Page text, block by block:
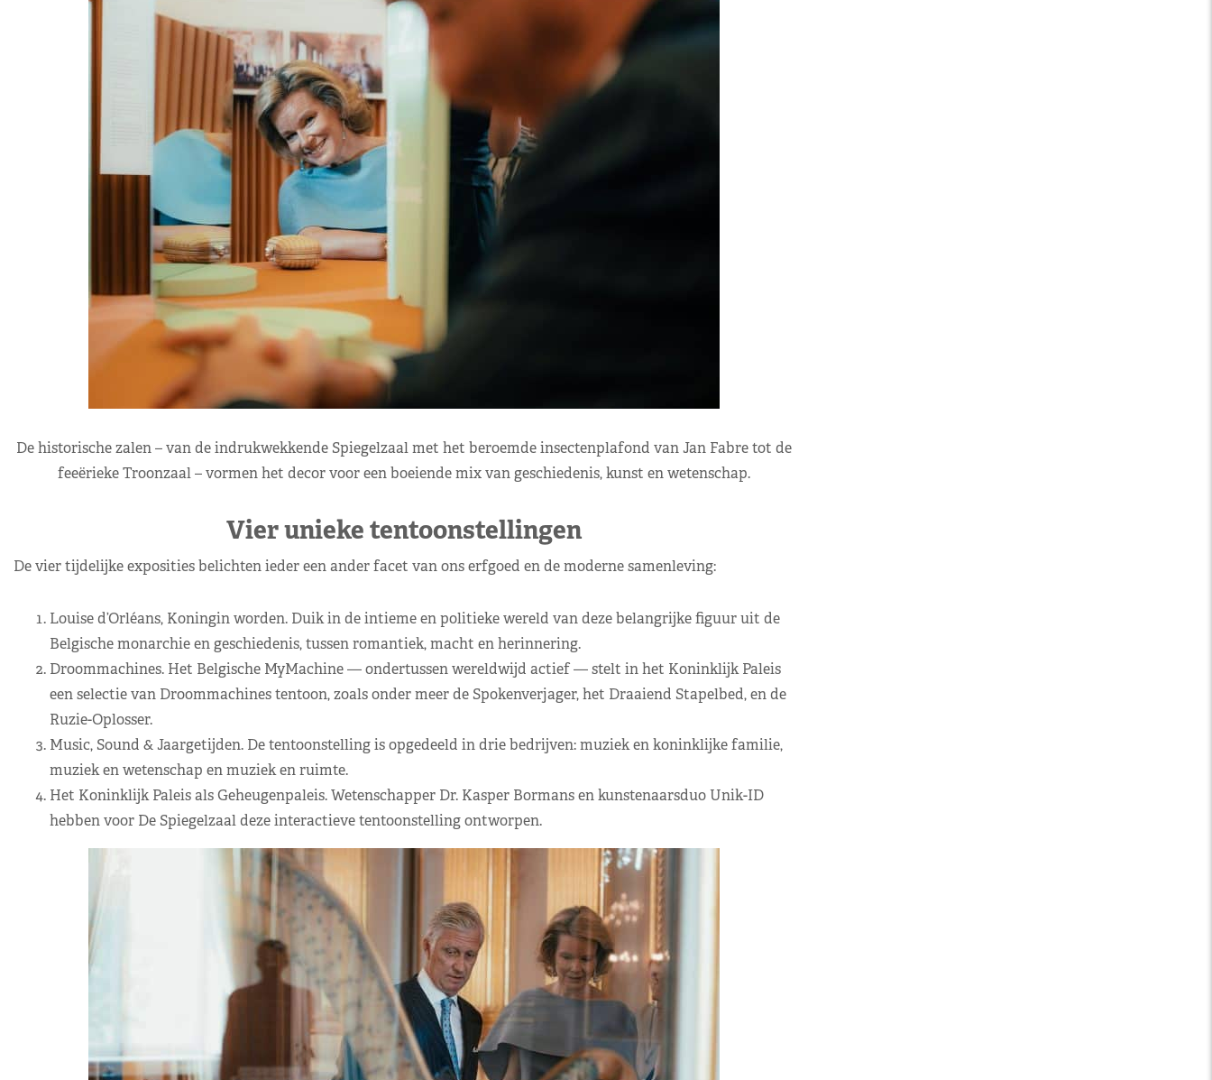
De historische zalen – van de indrukwekkende Spiegelzaal met het beroemde insectenplafond van Jan Fabre tot de
feeërieke Troonzaal – vormen het decor voor een boeiende mix van geschiedenis, kunst en wetenschap.
Vier unieke tentoonstellingen
De vier tijdelijke exposities belichten ieder een ander facet van ons erfgoed en de moderne samenleving:
Louise d’Orléans, Koningin worden. Duik in de intieme en politieke wereld van deze belangrijke figuur uit de
Belgische monarchie en geschiedenis, tussen romantiek, macht en herinnering.
Droommachines. Het Belgische MyMachine — ondertussen wereldwijd actief — stelt in het Koninklijk Paleis
een selectie van Droommachines tentoon, zoals onder meer de Spokenverjager, het Draaiend Stapelbed, en de
Ruzie-Oplosser.
Music, Sound & Jaargetijden. De tentoonstelling is opgedeeld in drie bedrijven: muziek en koninklijke familie,
muziek en wetenschap en muziek en ruimte.
Het Koninklijk Paleis als Geheugenpaleis. Wetenschapper Dr. Kasper Bormans en kunstenaarsduo Unik-ID
hebben voor De Spiegelzaal deze interactieve tentoonstelling ontworpen.